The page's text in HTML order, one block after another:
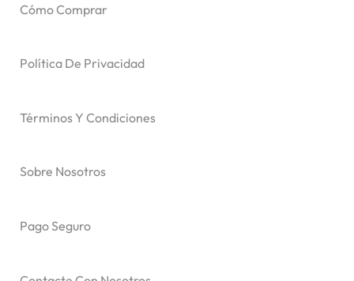
Cómo Comprar
Política De Privacidad
Términos Y Condiciones
Sobre Nosotros
Pago Seguro